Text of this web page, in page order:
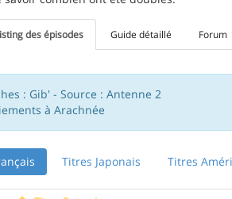
des épisodes Guide détaillé Forum
: Gib' - Source : Antenne 2
à Arachnée
Titres Japonais Titres